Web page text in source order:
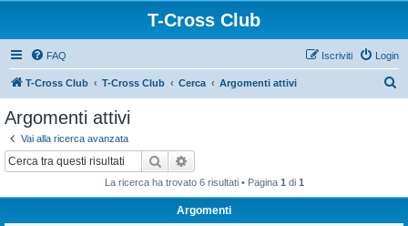
T-Cross Club
FAQ Login
Iscriviti
T-Cross Club T-Cross Club Cerca Argomenti attivi
Argomenti attivi
Vai alla ricerca avanzata
Cerca
La ricerca ha trovato 6 risultati • Pagina 1 di 1
Argomenti